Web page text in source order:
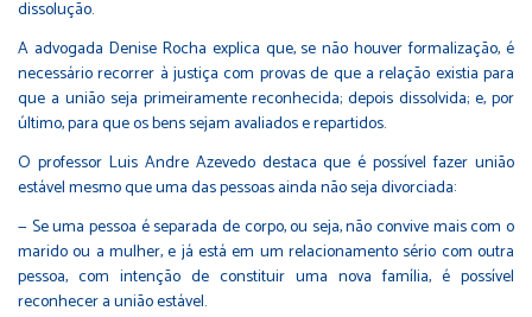
dissolução.
A advogada Denise Rocha explica que, se não houver formalização, é
necessário recorrer à justiça com provas de que a relação existia para
que a união seja primeiramente reconhecida; depois dissolvida; e, por
último, para que os bens sejam avaliados e repartidos.
O professor Luis Andre Azevedo destaca que é possível fazer união
estável mesmo que uma das pessoas ainda não seja divorciada:
— Se uma pessoa é separada de corpo, ou seja, não convive mais com o
marido ou a mulher, e já está em um relacionamento sério com outra
pessoa, com intenção de constituir uma nova família, é possível
reconhecer a união estável.